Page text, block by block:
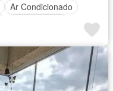
Ar Condicionado